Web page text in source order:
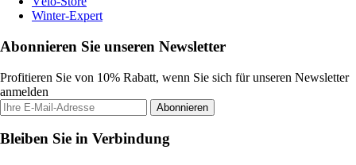
Winter-Expert
Abonnieren Sie unseren Newsletter
Profitieren Sie von 10% Rabatt, wenn Sie sich für unseren Newsletter
anmelden
Abonnieren
Bleiben Sie in Verbindung